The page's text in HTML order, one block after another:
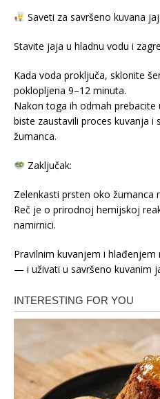
Saveti za savršeno kuvana
Stavite jaja u hladnu vodu i
Kada voda proključa, sklonite
poklopljena 9–12 minuta.
Nakon toga ih odmah prebacite
biste zaustavili proces kuvanja i
žumanca.
Zaključak:
Zelenkasti prsten oko žumanca
Reč je o prirodnoj hemijskoj
namirnici.
Pravilnim kuvanjem i
— i uživati u savršeno kuvanim